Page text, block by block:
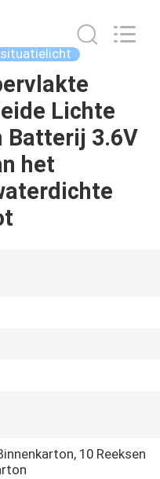
Lichte
Batterij 3.6V
het
10 Reeksen